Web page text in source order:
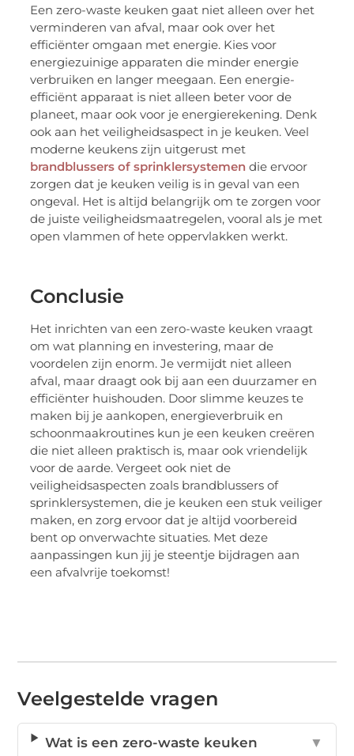
Een zero-waste keuken gaat niet alleen over het
verminderen van afval, maar ook over het
efficiënter omgaan met energie. Kies voor
energiezuinige apparaten die minder energie
verbruiken en langer meegaan. Een energie-
efficiënt apparaat is niet alleen beter voor de
planeet, maar ook voor je energierekening. Denk
ook aan het veiligheidsaspect in je keuken. Veel
moderne keukens zijn uitgerust met
brandblussers of sprinklersystemen die ervoor
zorgen dat je keuken veilig is in geval van een
ongeval. Het is altijd belangrijk om te zorgen voor
de juiste veiligheidsmaatregelen, vooral als je met
open vlammen of hete oppervlakken werkt.
Conclusie
Het inrichten van een zero-waste keuken vraagt
om wat planning en investering, maar de
voordelen zijn enorm. Je vermijdt niet alleen
afval, maar draagt ook bij aan een duurzamer en
efficiënter huishouden. Door slimme keuzes te
maken bij je aankopen, energieverbruik en
schoonmaakroutines kun je een keuken creëren
die niet alleen praktisch is, maar ook vriendelijk
voor de aarde. Vergeet ook niet de
veiligheidsaspecten zoals brandblussers of
sprinklersystemen, die je keuken een stuk veiliger
maken, en zorg ervoor dat je altijd voorbereid
bent op onverwachte situaties. Met deze
aanpassingen kun jij je steentje bijdragen aan
een afvalvrije toekomst!
Veelgestelde vragen
Wat is een zero-waste keuken
▼